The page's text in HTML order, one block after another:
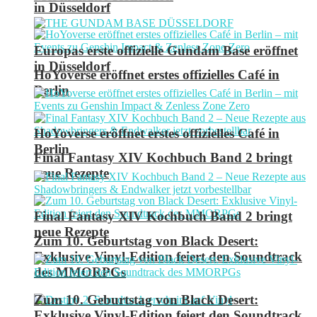
in Düsseldorf
HoYoverse eröffnet erstes offizielles Café in
Berlin
Final Fantasy XIV Kochbuch Band 2 bringt
neue Rezepte
Zum 10. Geburtstag von Black Desert:
Exklusive Vinyl-Edition feiert den Soundtrack
des MMORPGs
Europas erste offizielle Gundam Base eröffnet
in Düsseldorf
HoYoverse eröffnet erstes offizielles Café in
Berlin
Final Fantasy XIV Kochbuch Band 2 bringt
neue Rezepte
Zum 10. Geburtstag von Black Desert: